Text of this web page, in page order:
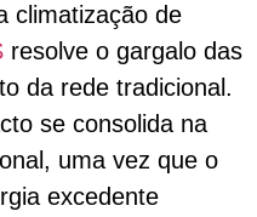
climatização de
resolve o gargalo das
da rede tradicional.
se consolida na
uma vez que o
excedente